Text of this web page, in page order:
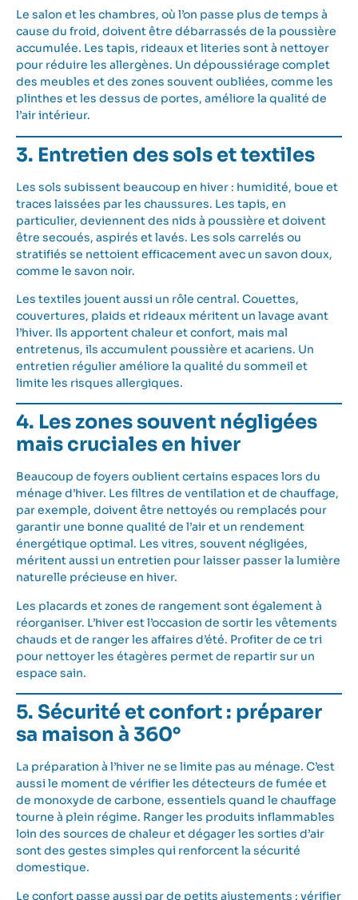
Le salon et les chambres, où l’on passe plus de temps à
cause du froid, doivent être débarrassés de la poussière
accumulée. Les tapis, rideaux et literies sont à nettoyer
pour réduire les allergènes. Un dépoussiérage complet
des meubles et des zones souvent oubliées, comme les
plinthes et les dessus de portes, améliore la qualité de
l’air intérieur.
3. Entretien des sols et textiles
Les sols subissent beaucoup en hiver : humidité, boue et
traces laissées par les chaussures. Les tapis, en
particulier, deviennent des nids à poussière et doivent
être secoués, aspirés et lavés. Les sols carrelés ou
stratifiés se nettoient efficacement avec un savon doux,
comme le savon noir.
Les textiles jouent aussi un rôle central. Couettes,
couvertures, plaids et rideaux méritent un lavage avant
l’hiver. Ils apportent chaleur et confort, mais mal
entretenus, ils accumulent poussière et acariens. Un
entretien régulier améliore la qualité du sommeil et
limite les risques allergiques.
4. Les zones souvent négligées
mais cruciales en hiver
Beaucoup de foyers oublient certains espaces lors du
ménage d’hiver. Les filtres de ventilation et de chauffage,
par exemple, doivent être nettoyés ou remplacés pour
garantir une bonne qualité de l’air et un rendement
énergétique optimal. Les vitres, souvent négligées,
méritent aussi un entretien pour laisser passer la lumière
naturelle précieuse en hiver.
Les placards et zones de rangement sont également à
réorganiser. L’hiver est l’occasion de sortir les vêtements
chauds et de ranger les affaires d’été. Profiter de ce tri
pour nettoyer les étagères permet de repartir sur un
espace sain.
5. Sécurité et confort : préparer
sa maison à 360°
La préparation à l’hiver ne se limite pas au ménage. C’est
aussi le moment de vérifier les détecteurs de fumée et
de monoxyde de carbone, essentiels quand le chauffage
tourne à plein régime. Ranger les produits inflammables
loin des sources de chaleur et dégager les sorties d’air
sont des gestes simples qui renforcent la sécurité
domestique.
Le confort passe aussi par de petits ajustements : vérifier